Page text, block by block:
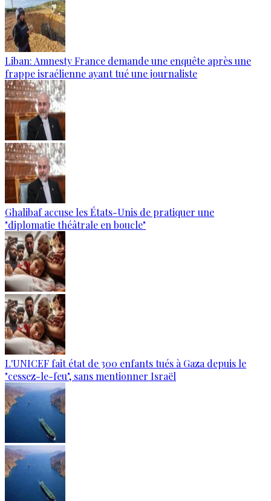
Liban: Amnesty France demande une enquête après une
frappe israélienne ayant tué une journaliste
Ghalibaf accuse les États-Unis de pratiquer une
"diplomatie théâtrale en boucle"
L'UNICEF fait état de 300 enfants tués à Gaza depuis le
"cessez-le-feu", sans mentionner Israël